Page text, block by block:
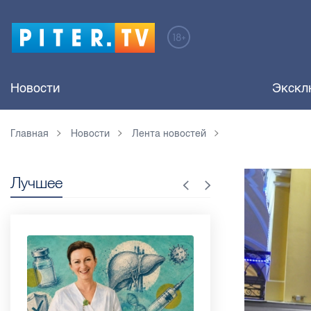
Новости
Главная Новости Лента новостей
Лучшее